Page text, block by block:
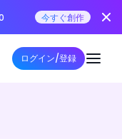
今すぐ創作
ログイン/登録